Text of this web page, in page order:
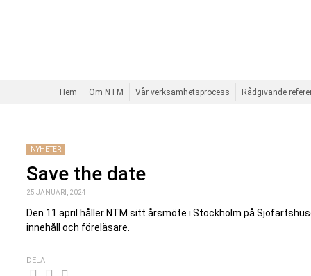
Hem Om NTM Vår verksamhetsprocess Rådgivande
NYHETER
Save the date
25 JANUARI, 2024
Den 11 april håller NTM sitt årsmöte i Stockholm på
innehåll och föreläsare.
DELA